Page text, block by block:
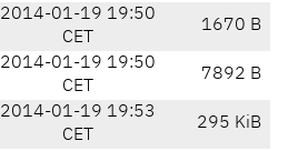
2014-01-19 19:50
CET
1670 B
2014-01-19 19:50
CET
7892 B
2014-01-19 19:53
CET
295 KiB